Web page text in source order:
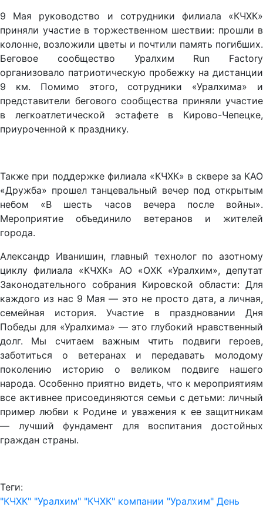
9 Мая руководство и сотрудники филиала «КЧХК»
приняли участие в торжественном шествии: прошли в
колонне, возложили цветы и почтили память погибших.
Беговое сообщество Уралхим Run Factory
организовало патриотическую пробежку на дистанции
9 км. Помимо этого, сотрудники «Уралхима» и
представители бегового сообщества приняли участие
в легкоатлетической эстафете в Кирово-Чепецке,
приуроченной к празднику.
Также при поддержке филиала «КЧХК» в сквере за КАО
«Дружба» прошел танцевальный вечер под открытым
небом «В шесть часов вечера после войны».
Мероприятие объединило ветеранов и жителей
города.
Александр Иванишин, главный технолог по азотному
циклу филиала «КЧХК» АО «ОХК «Уралхим», депутат
Законодательного собрания Кировской области: Для
каждого из нас 9 Мая — это не просто дата, а личная,
семейная история. Участие в праздновании Дня
Победы для «Уралхима» — это глубокий нравственный
долг. Мы считаем важным чтить подвиги героев,
заботиться о ветеранах и передавать молодому
поколению историю о великом подвиге нашего
народа. Особенно приятно видеть, что к мероприятиям
все активнее присоединяются семьи с детьми: личный
пример любви к Родине и уважения к ее защитникам
— лучший фундамент для воспитания достойных
граждан страны.
Теги:
"КЧХК" "Уралхим" "КЧХК" компании "Уралхим" День